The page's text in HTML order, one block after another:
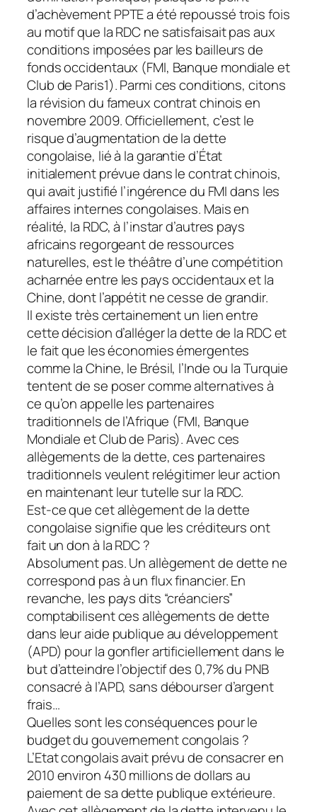
d’achèvement PPTE a été repoussé trois fois
au motif que la RDC ne satisfaisait pas aux
conditions imposées par les bailleurs de
fonds occidentaux (FMI, Banque mondiale et
Club de Paris1). Parmi ces conditions, citons
la révision du fameux contrat chinois en
novembre 2009. Officiellement, c’est le
risque d’augmentation de la dette
congolaise, lié à la garantie d’État
initialement prévue dans le contrat chinois,
qui avait justifié l’ingérence du FMI dans les
affaires internes congolaises. Mais en
réalité, la RDC, à l’instar d’autres pays
africains regorgeant de ressources
naturelles, est le théâtre d’une compétition
acharnée entre les pays occidentaux et la
Chine, dont l’appétit ne cesse de grandir.
Il existe très certainement un lien entre
cette décision d’alléger la dette de la RDC et
le fait que les économies émergentes
comme la Chine, le Brésil, l’Inde ou la Turquie
tentent de se poser comme alternatives à
ce qu’on appelle les partenaires
traditionnels de l’Afrique (FMI, Banque
Mondiale et Club de Paris). Avec ces
allègements de la dette, ces partenaires
traditionnels veulent relégitimer leur action
en maintenant leur tutelle sur la RDC.
Est-ce que cet allègement de la dette
congolaise signifie que les créditeurs ont
fait un don à la RDC ?
Absolument pas. Un allègement de dette ne
correspond pas à un flux financier. En
revanche, les pays dits “créanciers”
comptabilisent ces allègements de dette
dans leur aide publique au développement
(APD) pour la gonfler artificiellement dans le
but d’atteindre l’objectif des 0,7% du PNB
consacré à l’APD, sans débourser d’argent
frais…
Quelles sont les conséquences pour le
budget du gouvernement congolais ?
L’Etat congolais avait prévu de consacrer en
2010 environ 430 millions de dollars au
paiement de sa dette publique extérieure.